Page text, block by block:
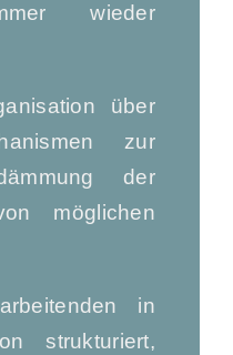
wieder
über
zur
der
möglichen
in
strukturiert,